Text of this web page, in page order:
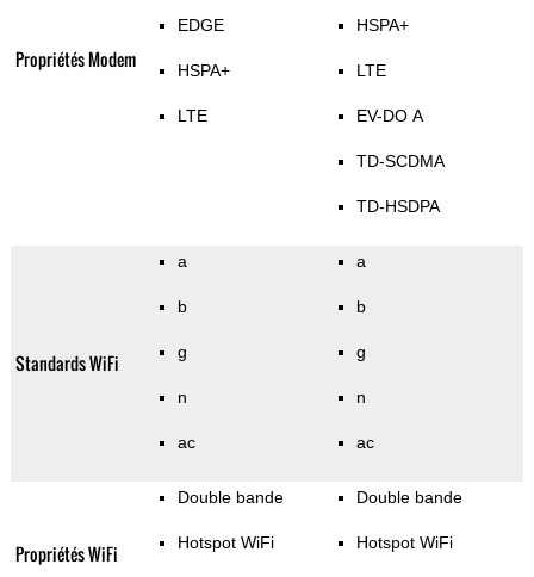
Propriétés Modem
EDGE
HSPA+
LTE
HSPA+
LTE
EV-DO A
TD-SCDMA
TD-HSDPA
Standards WiFi
a
b
g
n
ac
a
b
g
n
ac
Propriétés WiFi
Double bande
Hotspot WiFi
Double bande
Hotspot WiFi